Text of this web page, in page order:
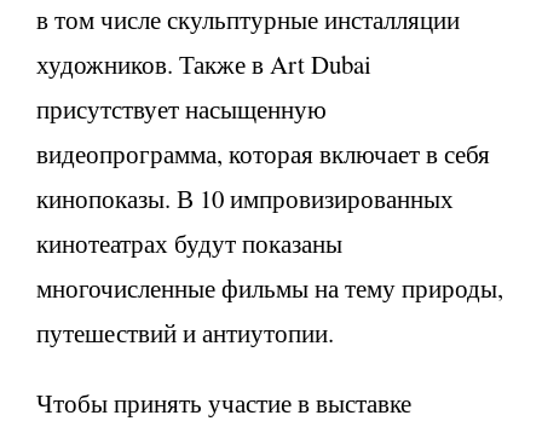
в том числе скульптурные инсталляции
художников. Также в Art Dubai
присутствует насыщенную
видеопрограмма, которая включает в себя
кинопоказы. В 10 импровизированных
кинотеатрах будут показаны
многочисленные фильмы на тему природы,
путешествий и антиутопии.
Чтобы принять участие в выставке